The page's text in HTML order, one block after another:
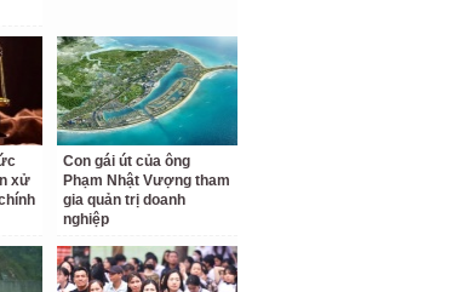
xử
Con gái út của ông
Phạm Nhật Vượng tham
gia quản trị doanh
nghiệp